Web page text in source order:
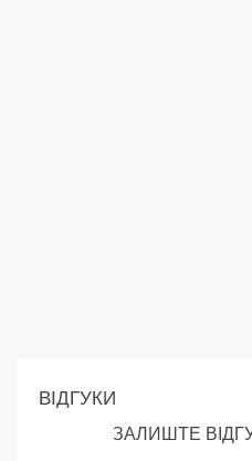
ВІДГУКИ
ЗАЛИШТЕ